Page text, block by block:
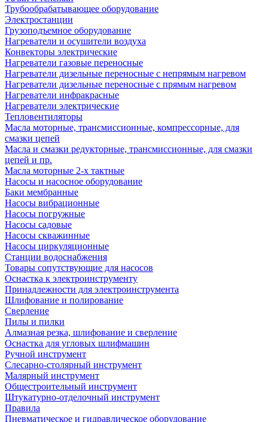
Трубообрабатывающее оборудование
Электростанции
Грузоподъемное оборудование
Нагреватели и осушители воздуха
Конвекторы электрические
Нагреватели газовые переносные
Нагреватели дизельные переносные с непрямым нагревом
Нагреватели дизельные переносные с прямым нагревом
Нагреватели инфракрасные
Нагреватели электрические
Тепловентиляторы
Масла моторные, трансмиссионные, компрессорные, для
смазки цепей
Масла и смазки редукторные, трансмиссионные, для смазки
цепей и пр.
Масла моторные 2-х тактные
Насосы и насосное оборудование
Баки мембранные
Насосы вибрационные
Насосы погружные
Насосы садовые
Насосы скважинные
Насосы циркуляционные
Станции водоснабжения
Товары сопутствующие для насосов
Оснастка к электроинструменту
Принадлежности для электроинструмента
Шлифование и полирование
Сверление
Пилы и пилки
Алмазная резка, шлифование и сверление
Оснастка для угловых шлифмашин
Ручной инструмент
Слесарно-столярный инструмент
Малярный инструмент
Общестроительный инструмент
Штукатурно-отделочный инструмент
Правила
Пневматическое и гидравлическое оборудование